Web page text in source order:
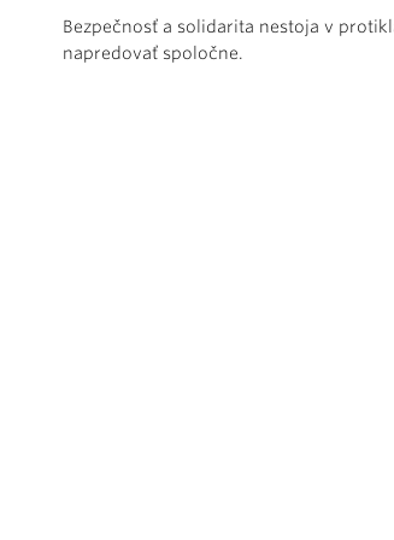
Bezpečnosť a solidarita nestoja v
napredovať spoločne.